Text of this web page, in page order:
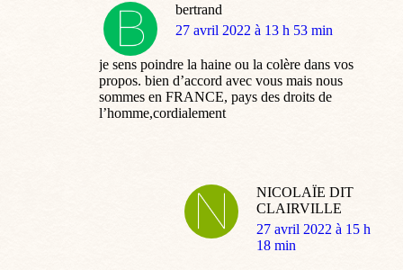
bertrand
dit
27 avril 2022 à 13 h 53 min
je sens poindre la haine ou la colère dans vos
propos. bien d’accord avec vous mais nous
sommes en FRANCE, pays des droits de
l’homme,cordialement
NICOLAÏE DIT
CLAIRVILLE
dit
:
27 avril 2022 à 15 h
18 min